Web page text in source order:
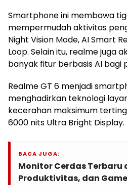
Smartphone ini membawa
mempermudah aktivitas
Night Vision Mode, AI Smart
Loop. Selain itu, realme juga
banyak fitur berbasis AI bagi
Realme GT 6 menjadi
menghadirkan teknologi
kecerahan maksimum
6000 nits Ultra Bright Display.
BACA JUGA:
Monitor Cerdas Terbaru
Produktivitas, dan